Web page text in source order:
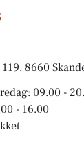
8660
09.00 -
- 16.00